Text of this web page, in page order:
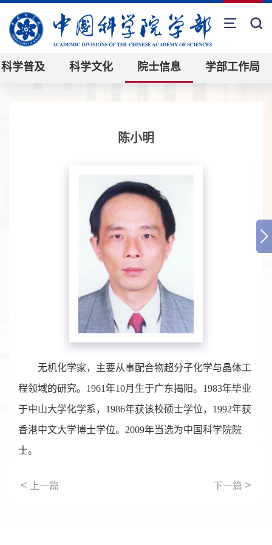
科学普及 科学文化 院士信息 学部工作局
陈小明
无机化学家，主要从事配合物超分子化学与晶体工
程领域的研究。1961年10月生于广东揭阳。1983年毕业
于中山大学化学系，1986年获该校硕士学位，1992年获
香港中文大学博士学位。2009年当选为中国科学院院
士。
< 上一篇 下一篇 >